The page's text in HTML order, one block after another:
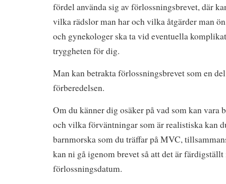
fördel använda sig av förlossningsbrevet, där
vilka rädslor man har och vilka åtgärder man
och gynekologer ska ta vid eventuella
tryggheten för dig.
Man kan betrakta förlossningsbrevet som en
förberedelsen.
Om du känner dig osäker på vad som kan vara
och vilka förväntningar som är realistiska kan
barnmorska som du träffar på MVC,
kan ni gå igenom brevet så att det är
förlossningsdatum.